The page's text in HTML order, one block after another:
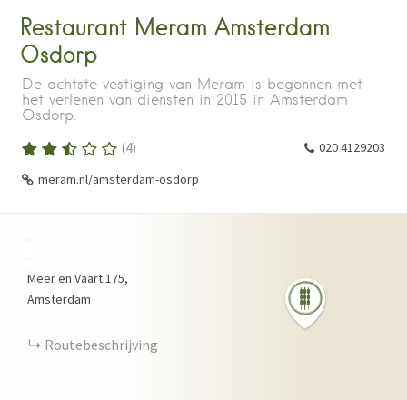
Restaurant Meram Amsterdam
Osdorp
De achtste vestiging van Meram is begonnen met
het verlenen van diensten in 2015 in Amsterdam
Osdorp.
(4)
020 4129203
meram.nl/amsterdam-osdorp
Meer en Vaart175
Amsterdam
Routebeschrijving
FACEBOOK